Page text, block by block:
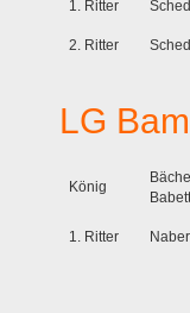
1. Ritter
2. Ritter
LG
König
1. Ritter